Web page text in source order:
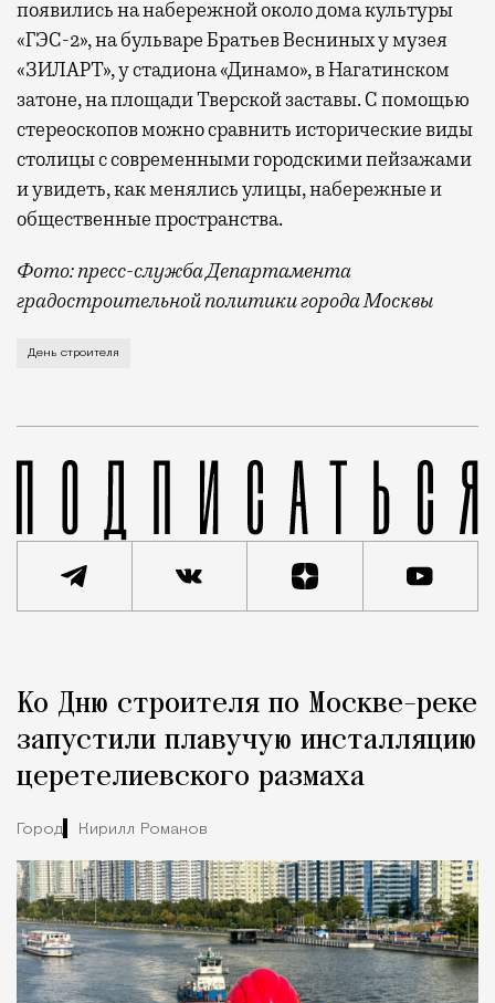
появились на набережной около дома культуры
«ГЭС-2», на бульваре Братьев Весниных у музея
«ЗИЛАРТ», у стадиона «Динамо», в Нагатинском
затоне, на площади Тверской заставы. С помощью
стереоскопов можно сравнить исторические виды
столицы с современными городскими пейзажами
и увидеть, как менялись улицы, набережные и
общественные пространства.
Фото: пресс-служба Департамента
градостроительной политики города Москвы
В этом году профессиональный праздник День
День строителя
Город
Ко Дню строителя по Москве-реке
запустили плавучую инсталляцию
церетелиевского размаха
Город Кирилл Романов